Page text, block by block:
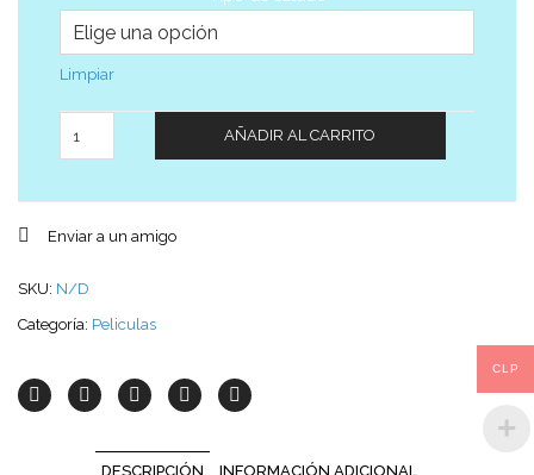
Limpiar
AÑADIR AL CARRITO
Enviar a un amigo
SKU: N/D
Categoría: Peliculas
DESCRIPCIÓN INFORMACIÓN ADICIONAL
CLP